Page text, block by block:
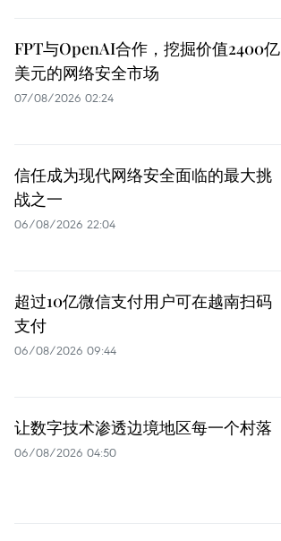
FPT与OpenAI合作，挖掘价值2400亿
美元的网络安全市场
07/08/2026 02:24
信任成为现代网络安全面临的最大挑
战之一
06/08/2026 22:04
超过10亿微信支付用户可在越南扫码
支付
06/08/2026 09:44
让数字技术渗透边境地区每一个村落
06/08/2026 04:50